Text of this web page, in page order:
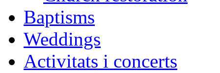
Baptisms
Weddings
Activitats i concerts